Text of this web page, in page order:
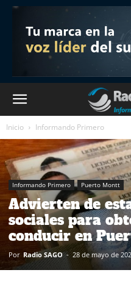
Inicio Informando Primero
Informando Primero Puerto Montt
Advierten de
sociales para
conducir en
Por Radio SAGO - 28 de mayo de